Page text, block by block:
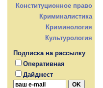
Конституционное право
Криминалистика
Криминология
Культурология
Подписка на рассылку
Оперативная
Дайджест